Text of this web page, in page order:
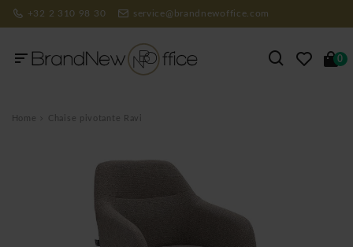
+32 2 310 98 30 service@brandnewoffice.com
0
Home Chaise pivotante Ravi